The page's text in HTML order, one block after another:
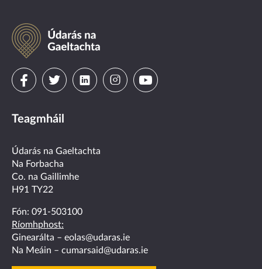
Údarás
na
Gaeltachta
Visit
on
facebook
Visit
on
twitter
Visit
linkedin
VisitVisit
Teagmháil
Údarás na Gaeltachta
Na Forbacha
Co. na Gaillimhe
H91 TY22
Fón: 091-503100
Ríomhphost:
Ginearálta – eolas@udaras.ie
Na Meáin – cumarsaid@udaras.ie